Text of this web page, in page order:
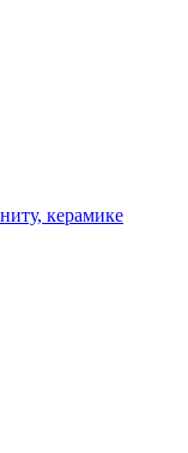
керамике